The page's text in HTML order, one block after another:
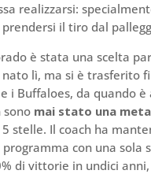
realizzarsi:
il tiro dal
è stata una scelta
lì, ma si è trasferito
i Buffaloes, da quando
sono mai stato una
stelle. Il coach ha
con una sola
di vittorie in undici anni,